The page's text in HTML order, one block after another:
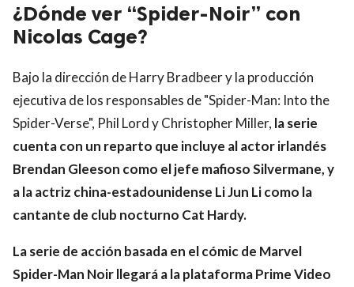
¿Dónde ver “Spider-Noir” con
Nicolas Cage?
Bajo la dirección de Harry Bradbeer y la producción
ejecutiva de los responsables de "Spider-Man: Into the
Spider-Verse", Phil Lord y Christopher Miller, la serie
cuenta con un reparto que incluye al actor irlandés
Brendan Gleeson como el jefe mafioso Silvermane, y
a la actriz china-estadounidense Li Jun Li como la
cantante de club nocturno Cat Hardy.
La serie de acción basada en el cómic de Marvel
Spider-Man Noir llegará a la plataforma Prime Video